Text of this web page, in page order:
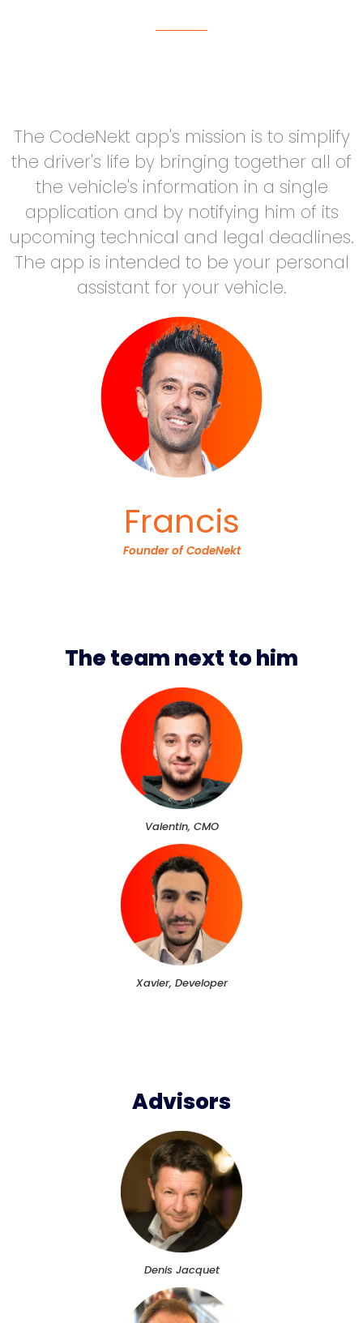
The CodeNekt app's mission is to simplify
the driver's life by bringing together all of
the vehicle's information in a single
application and by notifying him of its
upcoming technical and legal deadlines.
The app is intended to be your personal
assistant for your vehicle.
Francis
Founder of CodeNekt
The team next to him
Valentin, CMO
Xavier, Developer
Advisors
Denis Jacquet